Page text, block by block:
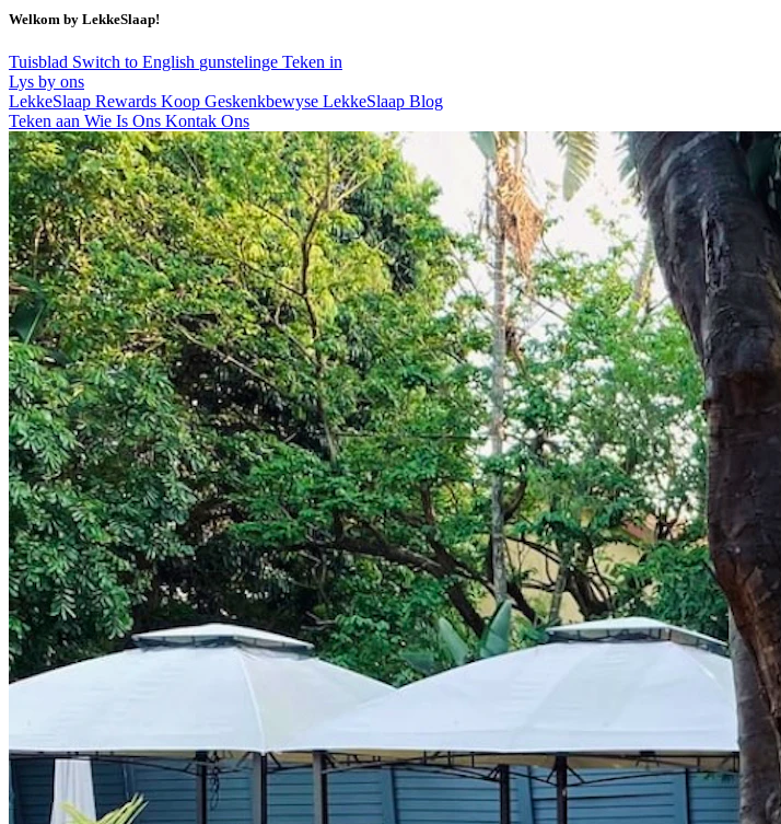
Welkom by LekkeSlaap!
Tuisblad Switch to English gunstelinge Teken in
Lys by ons
LekkeSlaap Rewards Koop Geskenkbewyse LekkeSlaap Blog
Teken aan Wie Is Ons Kontak Ons